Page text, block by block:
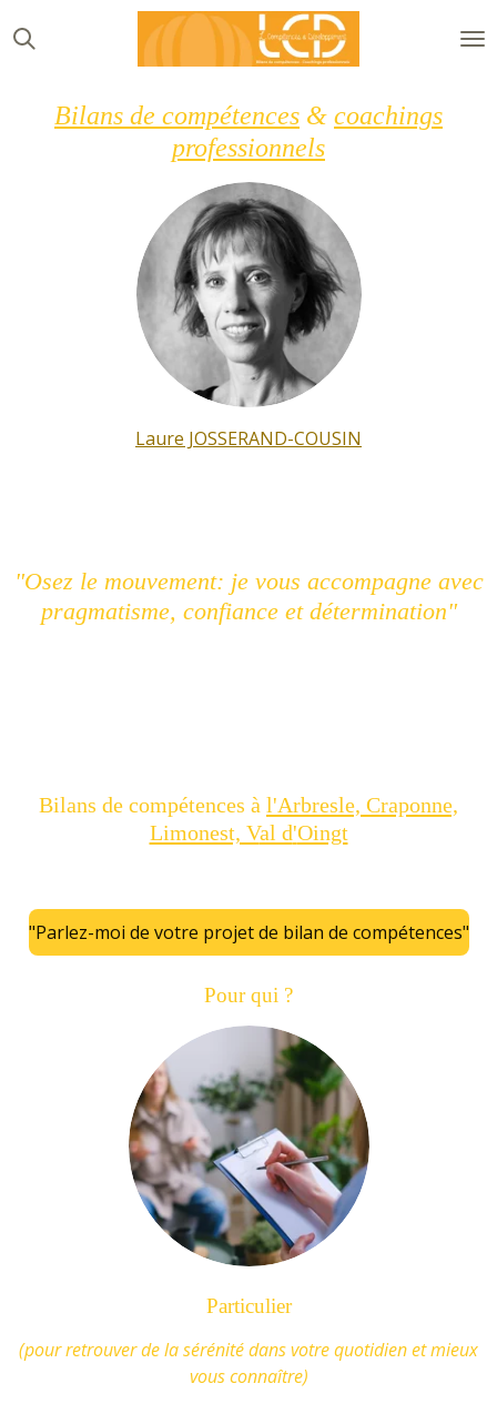
au
principalBilans de compétences & coachings
professionnels
Laure JOSSERAND-COUSIN
"Osez le mouvement: je vous accompagne avec
pragmatisme, confiance et détermination"
Bilans de compétences à l'Arbresle, Craponne,
Limonest, Val d'Oingt
"Parlez-moi de votre projet de bilan de compétences"
Pour qui ?
Particulier
(pour retrouver de la sérénité dans votre quotidien et mieux
vous connaître)